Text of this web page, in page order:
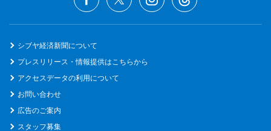
シブヤ経済新聞について
プレスリリース・情報提供はこちらから
アクセスデータの利用について
お問い合わせ
広告のご案内
スタッフ募集